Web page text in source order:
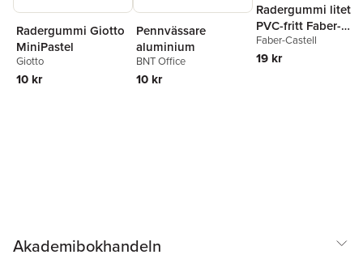
Radergummi Giotto
MiniPastel
Giotto
10 kr
Pennvässare
aluminium
BNT Office
10 kr
Radergummi litet
PVC-fritt Faber-
Castell
Faber-Castell
19 kr
Akademibokhandeln